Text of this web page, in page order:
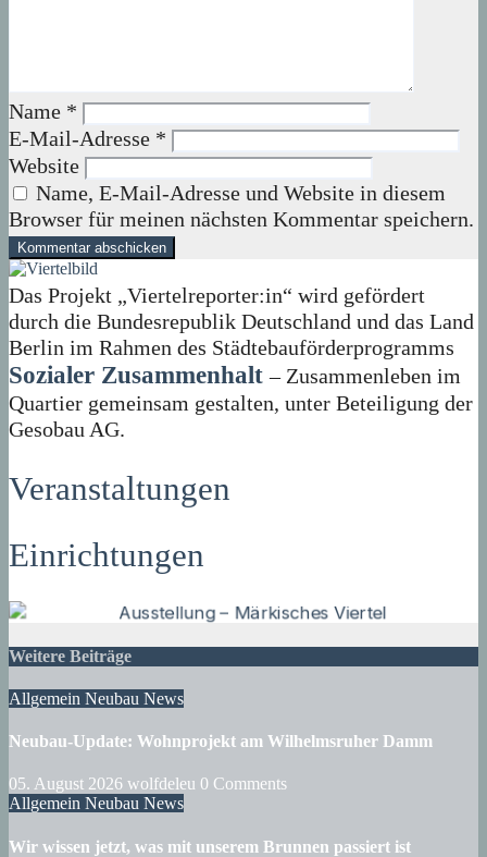
Name *
E-Mail-Adresse *
Website
Name, E-Mail-Adresse und Website in diesem
Browser für meinen nächsten Kommentar speichern.
Das Projekt „Viertelreporter:in“ wird gefördert
durch die Bundesrepublik Deutschland und das Land
Berlin im Rahmen des Städtebauförderprogramms
Sozialer Zusammenhalt – Zusammenleben im
Quartier gemeinsam gestalten, unter Beteiligung der
Gesobau AG.
Veranstaltungen
Einrichtungen
Weitere Beiträge
Allgemein Neubau News
Neubau-Update: Wohnprojekt am Wilhelmsruher Damm
05. August 2026 wolfdeleu 0 Comments
Allgemein Neubau News
Wir wissen jetzt, was mit unserem Brunnen passiert ist